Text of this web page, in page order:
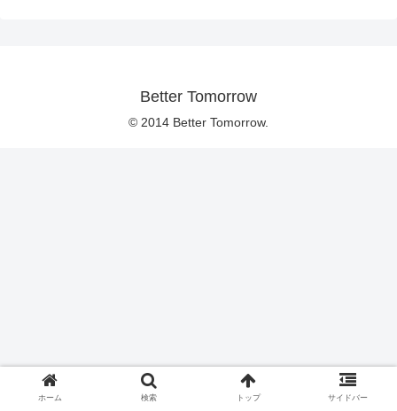
Better Tomorrow
© 2014 Better Tomorrow.
ホーム 検索 トップ サイドバー